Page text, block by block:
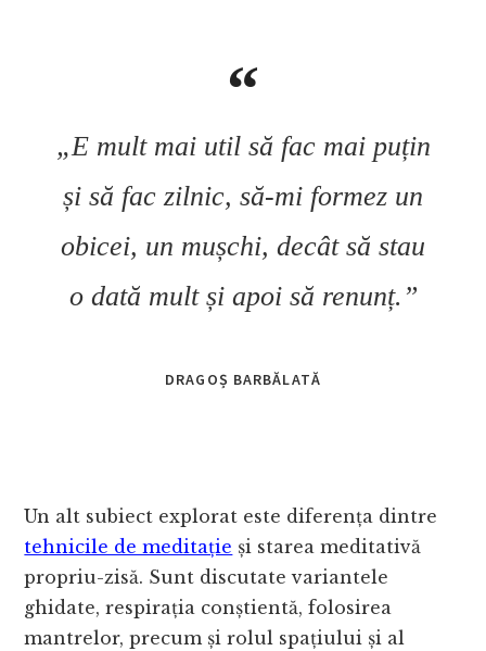
„E mult mai util să fac mai puțin
și să fac zilnic, să-mi formez un
obicei, un mușchi, decât să stau
o dată mult și apoi să renunț.”
DRAGOȘ BARBĂLATĂ
Un alt subiect explorat este diferența dintre
tehnicile de meditație și starea meditativă
propriu-zisă. Sunt discutate variantele
ghidate, respirația conștientă, folosirea
mantrelor, precum și rolul spațiului și al